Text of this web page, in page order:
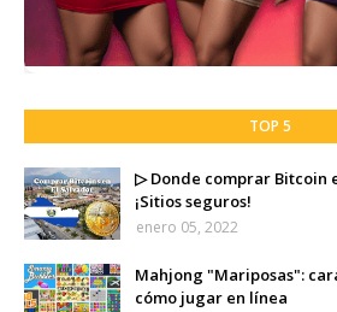
TOP 5
▷ Donde comprar Bitcoin
¡Sitios seguros!
enero 05, 2022
Mahjong "Mariposas":
cómo jugar en línea